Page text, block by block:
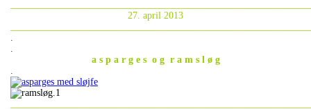
27. april 2013
.
.
a s p a r g e s o g r a m s l ø g
.